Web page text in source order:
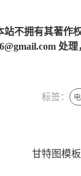
不拥有其著作
处
标签：
甘特图模